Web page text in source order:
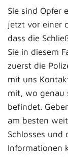
Sie sind Opfer
jetzt vor einer
dass die
Sie in diesem
zuerst die
mit uns
mit, wo genau
befindet.
am besten
Schlosses und
Informationen